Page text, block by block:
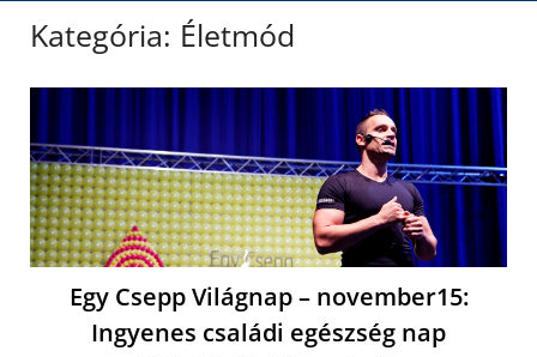
Kategória: Életmód
Egy Csepp Világnap – november15:
Ingyenes családi egészség nap